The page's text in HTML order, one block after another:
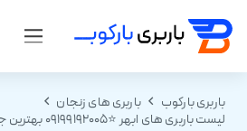
باربری بارکوب
باربری های زنجان
لیست باربری های ابهر ⭐️09199192005 بهترین جدول قیمت باربری ابهر